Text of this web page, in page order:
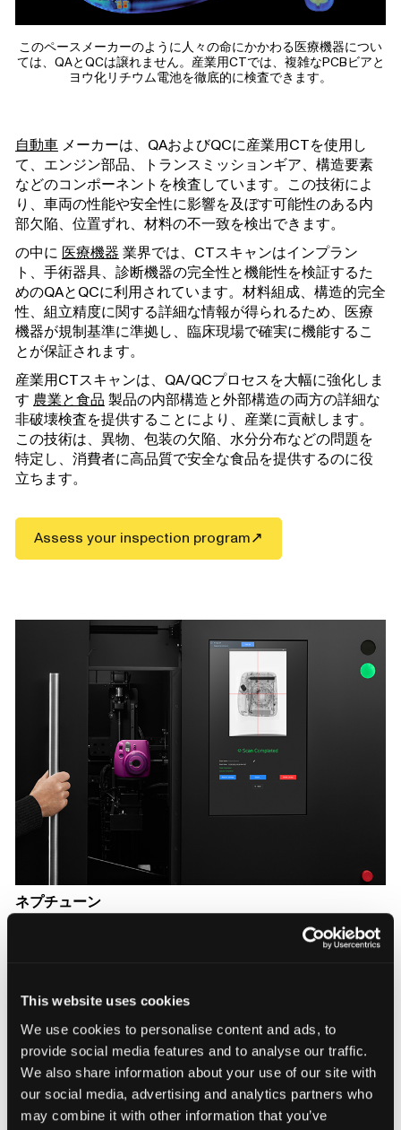
This website uses cookies
We use cookies to personalise content and ads, to
provide social media features and to analyse our traffic.
We also share information about your use of our site with
our social media, advertising and analytics partners who
may combine it with other information that you’ve
このペースメーカーのように人々の命にかかわる医療機器につい
ては、QAとQCは譲れません。産業用CTでは、複雑なPCBビアと
ヨウ化リチウム電池を徹底的に検査できます。
自動車メーカーは、QAおよびQCに産業用CTを使用し
て、エンジン部品、トランスミッションギア、構造要素
などのコンポーネントを検査しています。この技術によ
り、車両の性能や安全性に影響を及ぼす可能性のある内
部欠陥、位置ずれ、材料の不一致を検出できます。
の中に 医療機器 業界では、CTスキャンはインプラン
ト、手術器具、診断機器の完全性と機能性を検証するた
めのQAとQCに利用されています。材料組成、構造的完全
性、組立精度に関する詳細な情報が得られるため、医療
機器が規制基準に準拠し、臨床現場で確実に機能するこ
とが保証されます。
産業用CTスキャンは、QA/QCプロセスを大幅に強化しま
す 農業と食品 製品の内部構造と外部構造の両方の詳細な
非破壊検査を提供することにより、産業に貢献します。
この技術は、異物、包装の欠陥、水分分布などの問題を
特定し、消費者に高品質で安全な食品を提供するのに役
立ちます。
Assess your inspection program
ネプチューン
Neptuneは産業用CTスキャナーで、精密で高解像度
のスキャンを行って徹底した品質検査を行い、製品が
Learn More